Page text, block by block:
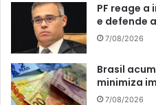
PF reage
e defende
7/08/2026
Brasil
minimiza
7/08/2026